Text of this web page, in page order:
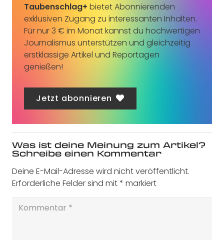
Taubenschlag+ bietet Abonnierenden
exklusiven Zugang zu interessanten Inhalten.
Für nur 3 € im Monat kannst du hochwertigen
Journalismus unterstützen und gleichzeitig
erstklassige Artikel und Reportagen
genießen!
Jetzt abonnieren
Was ist deine Meinung zum Artikel?
Schreibe einen Kommentar
Deine E-Mail-Adresse wird nicht veröffentlicht.
Erforderliche Felder sind mit* markiert